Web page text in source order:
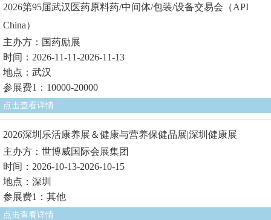
2026第95届武汉医药原料药/中间体/包装/设备交易会（API
China）
主办方：国药励展
时间：2026-11-11-2026-11-13
地点：武汉
参展费1：10000-20000
点击查看详情
2026深圳乐活康养展＆健康与营养保健品展|深圳健康展
主办方：世博威国际会展集团
时间：2026-10-13-2026-10-15
地点：深圳
参展费1：其他
点击查看详情